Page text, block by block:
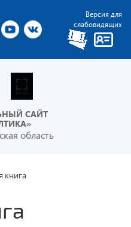
Версия для
слабовидящих
САЙТ
область
книга